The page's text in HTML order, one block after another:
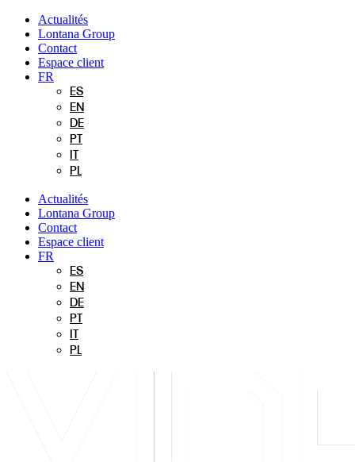
Aller
contenu
Actualités
Lontana Group
Contact
Espace client
FR
ES
EN
DE
PT
PL
Actualités
Lontana Group
Contact
Espace client
FR
ES
EN
DE
PT
PL